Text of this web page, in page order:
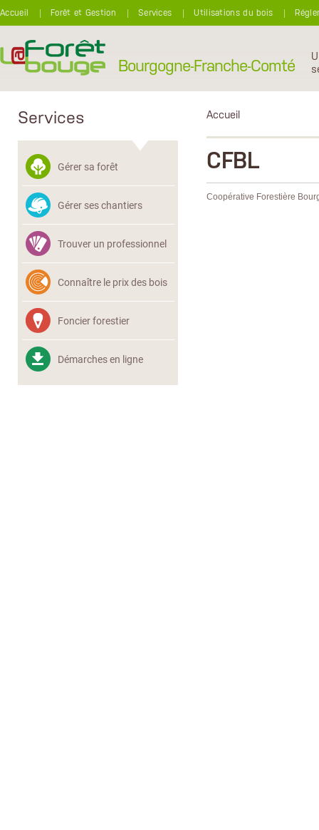
Accueil
Forêt et Gestion Services Utilisations du bois
Bourgogne-Franche-Comté
Services
Gérer sa forêt
Gérer ses chantiers
Trouver un professionnel
Connaître le prix des bois
Foncier forestier
Démarches en ligne
Accueil
CFBL
Coopérative Forestière